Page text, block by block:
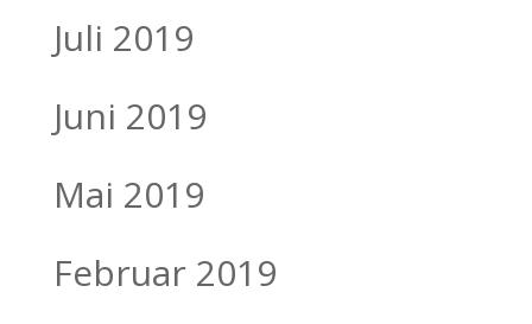
Juli 2019
Juni 2019
Mai 2019
Februar 2019